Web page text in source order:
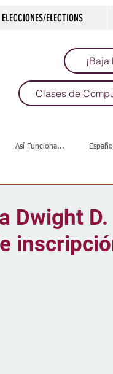
ELECCIONES/ELECTIONS
Clases de
Así Funciona... Español
Comunidad
Dwight D.